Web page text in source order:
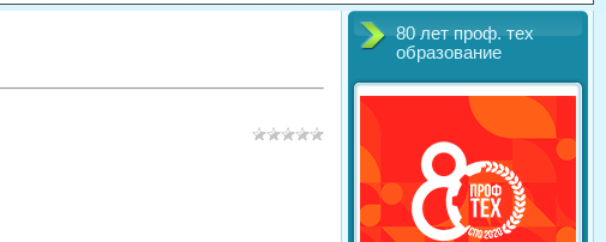
80 лет проф. тех
образование